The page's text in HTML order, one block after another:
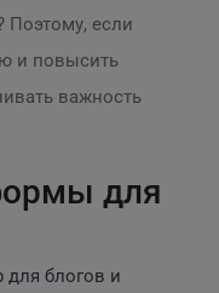
Поэтому, если
и повысить
важность
для
блогов и